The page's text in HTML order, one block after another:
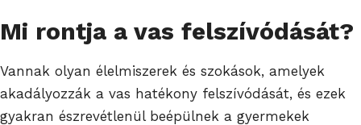
Mi rontja a vas felszívódását?
Vannak olyan élelmiszerek és szokások, amelyek
akadályozzák a vas hatékony felszívódását, és ezek
gyakran észrevétlenül beépülnek a gyermekek